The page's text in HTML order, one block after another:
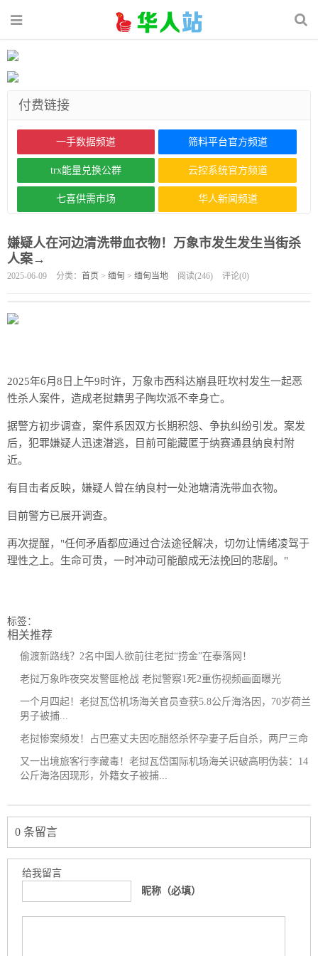
付费链接
一手数据频道 筛料平台官方频道
trx能量兑换公群 云控系统官方频道
七喜供需市场 华人新闻频道
嫌疑人在河边清洗带血衣物！万象市发生发生当街杀
人案→
2025-06-09 分类： 首页 > 缅甸 > 缅甸当地 阅读(246) 评论(0)
2025年6月8日上午9时许，万象市西科达崩县旺坎村发生一起恶
性杀人案件，造成老挝籍男子陶坎派不幸身亡。
据警方初步调查，案件系因双方长期积怨、争执纠纷引发。案发
后，犯罪嫌疑人迅速潜逃，目前可能藏匿于纳赛通县纳良村附
近。
有目击者反映，嫌疑人曾在纳良村一处池塘清洗带血衣物。
目前警方已展开调查。
再次提醒，"任何矛盾都应通过合法途径解决，切勿让情绪凌驾于
理性之上。生命可贵，一时冲动可能酿成无法挽回的悲剧。"
标签：
相关推荐
偷渡新路线？2名中国人欲前往老挝“捞金”在泰落网！
老挝万象昨夜突发警匪枪战 老挝警察1死2重伤视频画面曝光
一个月四起！老挝瓦岱机场海关官员查获5.8公斤海洛因，70岁荷兰
男子被捕...
老挝惨案频发！占巴塞丈夫因吃醋怒杀怀孕妻子后自杀，两尸三命
又一出境旅客行李藏毒！老挝瓦岱国际机场海关识破高明伪装：14
公斤海洛因现形，外籍女子被捕...
0 条留言
给我留言
昵称（必填）